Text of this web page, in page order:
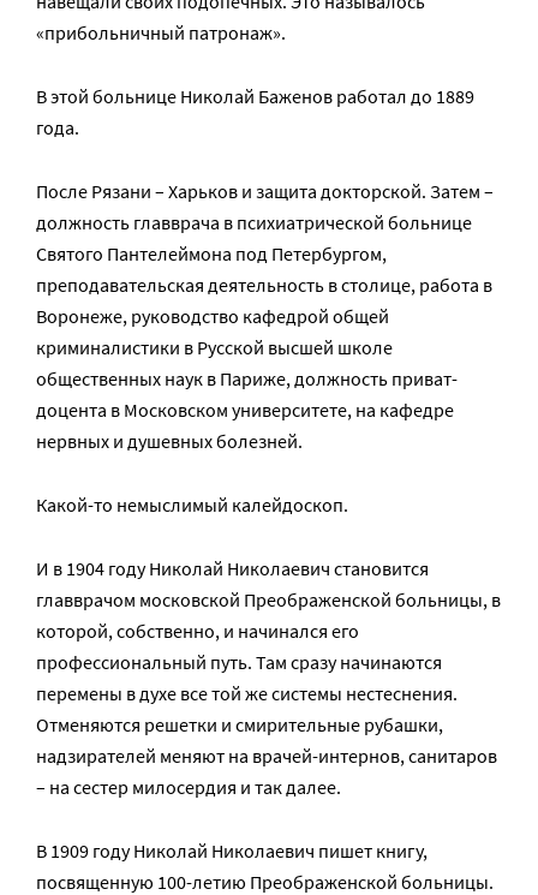
«прибольничный патронаж».
В этой больнице Николай Баженов работал до 1889
года.
После Рязани – Харьков и защита докторской. Затем –
должность главврача в психиатрической больнице
Святого Пантелеймона под Петербургом,
преподавательская деятельность в столице, работа в
Воронеже, руководство кафедрой общей
криминалистики в Русской высшей школе
общественных наук в Париже, должность приват-
доцента в Московском университете, на кафедре
нервных и душевных болезней.
Какой-то немыслимый калейдоскоп.
И в 1904 году Николай Николаевич становится
главврачом московской Преображенской больницы, в
которой, собственно, и начинался его
профессиональный путь. Там сразу начинаются
перемены в духе все той же системы нестеснения.
Отменяются решетки и смирительные рубашки,
надзирателей меняют на врачей-интернов, санитаров
– на сестер милосердия и так далее.
В 1909 году Николай Николаевич пишет книгу,
посвященную 100-летию Преображенской больницы.